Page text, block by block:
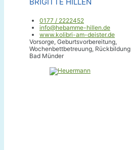
0177 / 2222452
info@hebamme-hillen.de
www.kolibri-am-deister.de
Vorsorge, Geburtsvorbereitung,
Wochenbettbetreuung, Rückbildung
Bad Münder